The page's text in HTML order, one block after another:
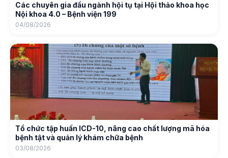
Các chuyên gia đầu ngành hội tụ tại Hội thảo khoa học
Nội khoa 4.0 – Bệnh viện 199
04/08/2026
Tổ chức tập huấn ICD-10, nâng cao chất lượng mã hóa
bệnh tật và quản lý khám chữa bệnh
03/08/2026